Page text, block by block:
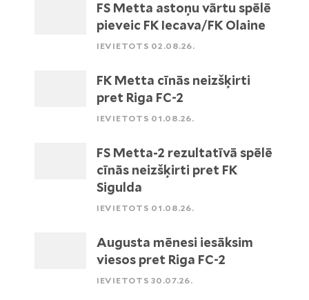
FS Metta astoņu vārtu spēlē
pieveic FK Iecava/FK Olaine
IEVIETOTS 02.08.26.
FK Metta cīnās neizšķirti
pret Riga FC-2
IEVIETOTS 01.08.26.
FS Metta-2 rezultatīvā spēlē
cīnās neizšķirti pret FK
Sigulda
IEVIETOTS 01.08.26.
Augusta mēnesi iesāksim
viesos pret Riga FC-2
IEVIETOTS 30.07.26.